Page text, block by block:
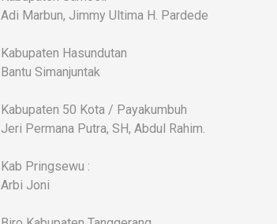
Adi Marbun, Jimmy Ultima H. Pardede
Kabupaten Hasundutan
Bantu Simanjuntak
Kabupaten 50 Kota / Payakumbuh
Jeri Permana Putra, SH, Abdul Rahim.
Kab Pringsewu :
Arbi Joni